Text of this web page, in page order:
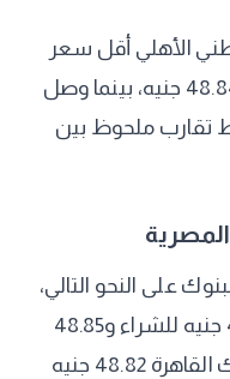
الأهلي أقل سعر
لبيع الدولار، حيث بلغ سعر البيع 48.84 جنيه، بينما وصل
جنيه، وسط تقارب ملحوظ بين
المصرية
على النحو التالي،
حيث سجل بنك نكست نحو 48.75 جنيه للشراء و48.85
جنيه للبيع، بينما بلغ السعر في بنك القاهرة 48.82 جنيه